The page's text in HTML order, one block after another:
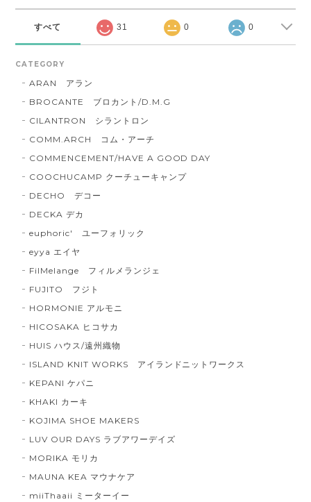
すべて 31 0 0
CATEGORY
ARAN アラン
BROCANTE ブロカント/D.M.G
CILANTRON シラントロン
COMM.ARCH コム・アーチ
COMMENCEMENT/HAVE A GOOD DAY
COOCHUCAMP クーチューキャンプ
DECHO デコー
DECKA デカ
euphoric' ユーフォリック
eyya エイヤ
FilMelange フィルメランジェ
FUJITO フジト
HORMONIE アルモニ
HICOSAKA ヒコサカ
HUIS ハウス/遠州織物
ISLAND KNIT WORKS アイランドニットワークス
KEPANI ケパニ
KHAKI カーキ
KOJIMA SHOE MAKERS
LUV OUR DAYS ラブアワーデイズ
MORIKA モリカ
MAUNA KEA マウナケア
miiThaaii ミーターイー